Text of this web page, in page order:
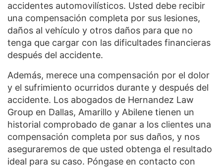
accidentes automovilísticos. Usted debe recibir
una compensación completa por sus lesiones,
daños al vehículo y otros daños para que no
tenga que cargar con las dificultades financieras
después del accidente.
Además, merece una compensación por el dolor
y el sufrimiento ocurridos durante y después del
accidente. Los abogados de Hernandez Law
Group en Dallas, Amarillo y Abilene tienen un
historial comprobado de ganar a los clientes una
compensación completa por sus daños, y nos
aseguraremos de que usted obtenga el resultado
ideal para su caso. Póngase en contacto con